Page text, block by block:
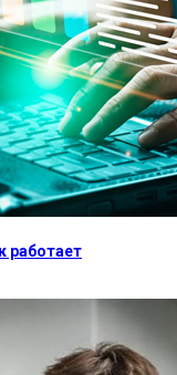
работает